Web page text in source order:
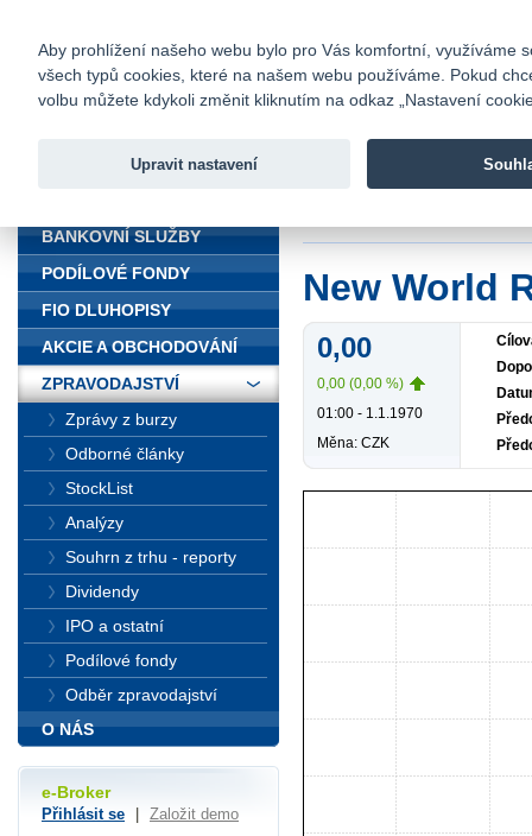
Fio banka
Fio banka
New World
0,00
0,00 (0,00 %)
01:00 - 1.1.1970
Měna: CZK
BANKOVNÍ SLUŽBY
PODÍLOVÉ FONDY
FIO DLUHOPISY
AKCIE A OBCHODOVÁNÍ
ZPRAVODAJSTVÍ
Zprávy z burzy
Odborné články
StockList
Analýzy
Souhrn z trhu - reporty
Dividendy
IPO a ostatní
Podílové fondy
Odběr zpravodajství
O NÁS
e-Broker
Přihlásit se Založit demo
Aby prohlížení našeho webu bylo pro Vás komfortní, využíváme
všech typů cookies, které na našem webu používáme. Pokud
volbu můžete kdykoli změnit kliknutím na odkaz „Nastavení
Upravit nastavení